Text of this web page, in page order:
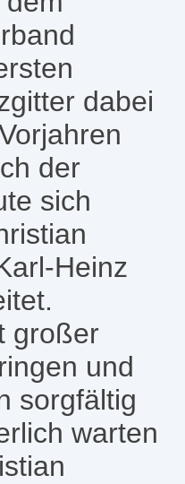
dabei
der
sich
Heinz
großer
und
sorgfältig
warten